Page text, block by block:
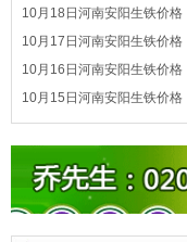
10月18日河南安阳生铁价格
10月17日河南安阳生铁价格
10月16日河南安阳生铁价格
10月15日河南安阳生铁价格